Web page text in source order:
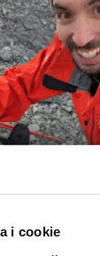
i cookie